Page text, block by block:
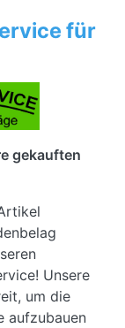
für
gekauften
Unsere
um die
aufzubauen